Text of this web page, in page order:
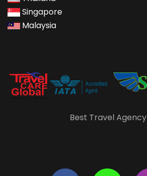
Singapore
Malaysia
Best Travel Agency